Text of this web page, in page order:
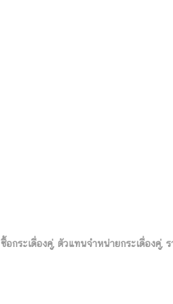
ซื้อกระเดื่องคู่, ตัวแทนจำหน่ายกระเดื่องคู่, ร